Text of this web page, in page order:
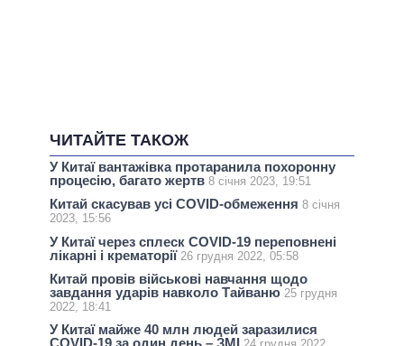
ЧИТАЙТЕ ТАКОЖ
У Китаї вантажівка протаранила похоронну
процесію, багато жертв 8 січня 2023, 19:51
Китай скасував усі COVID-обмеження 8 січня
2023, 15:56
У Китаї через сплеск COVID-19 переповнені
лікарні і крематорії 26 грудня 2022, 05:58
Китай провів військові навчання щодо
завдання ударів навколо Тайваню 25 грудня
2022, 18:41
У Китаї майже 40 млн людей заразилися
COVID-19 за один день – ЗМІ